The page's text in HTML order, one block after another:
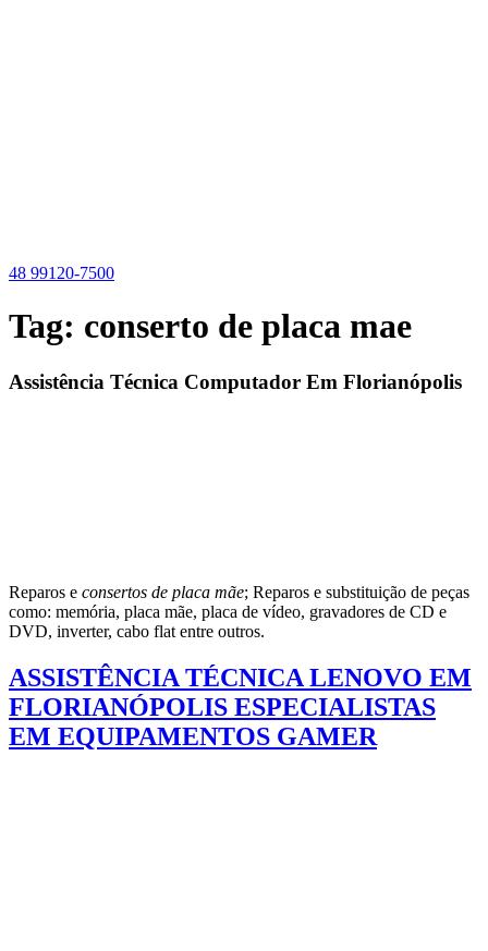
48 99120-7500
Tag: conserto de placa mae
Assistência Técnica Computador Em Florianópolis
Reparos e consertos de placa mãe; Reparos e substituição de peças
como: memória, placa mãe, placa de vídeo, gravadores de CD e
DVD, inverter, cabo flat entre outros.
ASSISTÊNCIA TÉCNICA LENOVO EM
FLORIANÓPOLIS ESPECIALISTAS
EM EQUIPAMENTOS GAMER